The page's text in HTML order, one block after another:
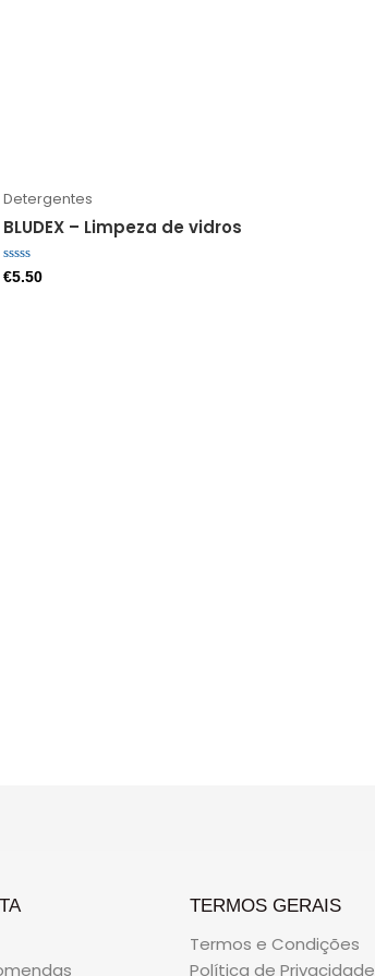
Detergentes
BLUDEX – Limpeza de vidros
Avaliação
0
€5.50
TERMOS GERAIS
Termos e Condições
Política de Privacidade